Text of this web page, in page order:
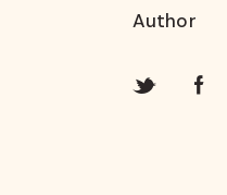
Author